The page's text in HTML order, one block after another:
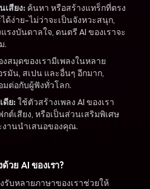
เสียง: ค้นหา หรือสร้างแทร็กที่ตรง
ง่าย-ไม่ว่าจะเป็นจังหวะสนุก,
รงบันดาลใจ, ดนตรี AI ของเราจะ
.
งสมุดของเรามีเพลงในหลาย
รมัน, สเปน และอื่นๆ อีกมาก,
มต่อกับผู้ฟังทั่วโลก.
ดีย:ใช้ตัวสร้างเพลง AI ของเรา
ต์เสียง, หรือเป็นส่วนเสริมพิเศษ
านนำเสนอของคุณ.
วย AI ของเรา?
รับหลายภาษาของเราช่วยให้